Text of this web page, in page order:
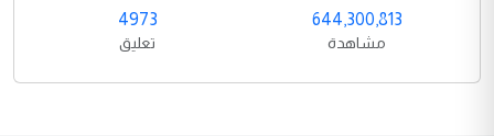
644,300,813
مشاهدة
4973
تعليق